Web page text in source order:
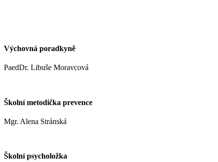
Výchovná poradkyně
PaedDr. Libuše Moravcová
Školní metodička prevence
Mgr. Alena Stránská
Školní psycholožka